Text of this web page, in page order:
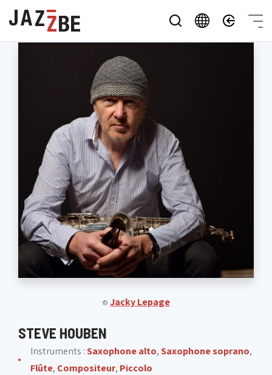
© Jacky Lepage
STEVE HOUBEN
Instruments :Saxophone alto,Saxophone soprano,
Flûte, Compositeur, Piccolo